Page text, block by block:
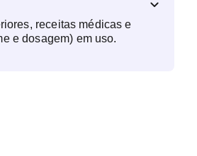
receitas médicas e
e dosagem) em uso.